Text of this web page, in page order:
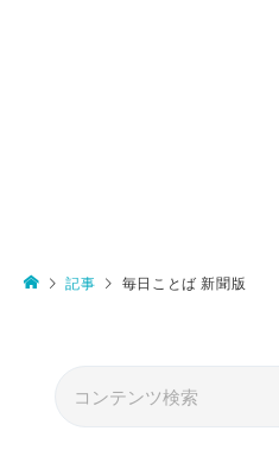
記事 毎日ことば 新聞版